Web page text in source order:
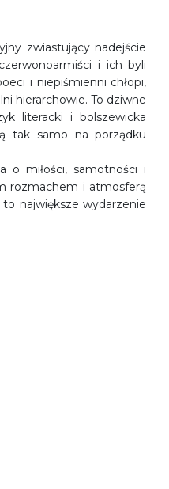
zwiastujący nadejście
i ich byli
i niepiśmienni chłopi,
hierarchowie. To dziwne
literacki i bolszewicka
tak samo na porządku
o miłości, samotności i
rozmachem i atmosferą
największe wydarzenie